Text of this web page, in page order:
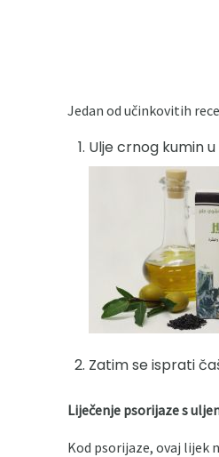
Jedan od učinkovitih
Ulje crnog kumin
Zatim se isprati
Liječenje psorijaze s
Kod psorijaze, ovaj lijek